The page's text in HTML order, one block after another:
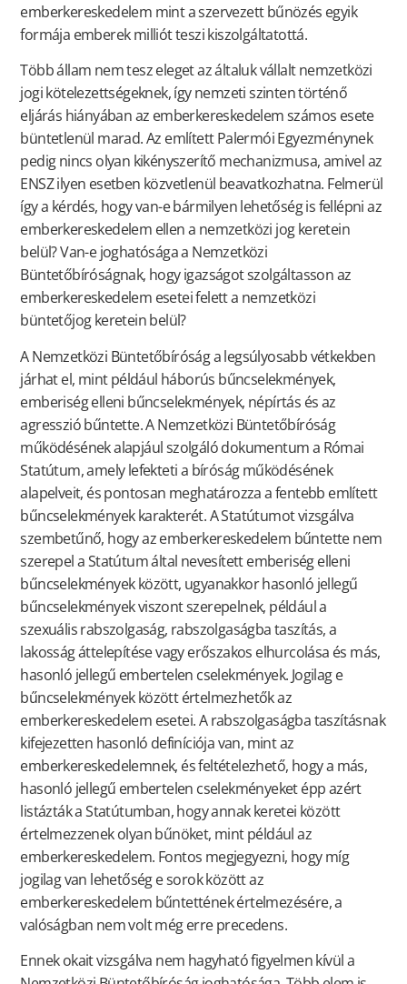
emberkereskedelem mint a szervezett bűnözés egyik
formája emberek milliót teszi kiszolgáltatottá.
Több állam nem tesz eleget az általuk vállalt nemzetközi
jogi kötelezettségeknek, így nemzeti szinten történő
eljárás hiányában az emberkereskedelem számos esete
büntetlenül marad. Az említett Palermói Egyezménynek
pedig nincs olyan kikényszerítő mechanizmusa, amivel az
ENSZ ilyen esetben közvetlenül beavatkozhatna. Felmerül
így a kérdés, hogy van-e bármilyen lehetőség is fellépni az
emberkereskedelem ellen a nemzetközi jog keretein
belül? Van-e joghatósága a Nemzetközi
Büntetőbíróságnak, hogy igazságot szolgáltasson az
emberkereskedelem esetei felett a nemzetközi
büntetőjog keretein belül?
A Nemzetközi Büntetőbíróság a legsúlyosabb vétkekben
járhat el, mint például háborús bűncselekmények,
emberiség elleni bűncselekmények, népírtás és az
agresszió bűntette. A Nemzetközi Büntetőbíróság
működésének alapjául szolgáló dokumentum a Római
Statútum, amely lefekteti a bíróság működésének
alapelveit, és pontosan meghatározza a fentebb említett
bűncselekmények karakterét. A Statútumot vizsgálva
szembetűnő, hogy az emberkereskedelem bűntette nem
szerepel a Statútum által nevesített emberiség elleni
bűncselekmények között, ugyanakkor hasonló jellegű
bűncselekmények viszont szerepelnek, például a
szexuális rabszolgaság, rabszolgaságba taszítás, a
lakosság áttelepítése vagy erőszakos elhurcolása és más,
hasonló jellegű embertelen cselekmények. Jogilag e
bűncselekmények között értelmezhetők az
emberkereskedelem esetei. A rabszolgaságba taszításnak
kifejezetten hasonló definíciója van, mint az
emberkereskedelemnek, és feltételezhető, hogy a más,
hasonló jellegű embertelen cselekményeket épp azért
listázták a Statútumban, hogy annak keretei között
értelmezzenek olyan bűnöket, mint például az
emberkereskedelem. Fontos megjegyezni, hogy míg
jogilag van lehetőség e sorok között az
emberkereskedelem bűntettének értelmezésére, a
valóságban nem volt még erre precedens.
Ennek okait vizsgálva nem hagyható figyelmen kívül a